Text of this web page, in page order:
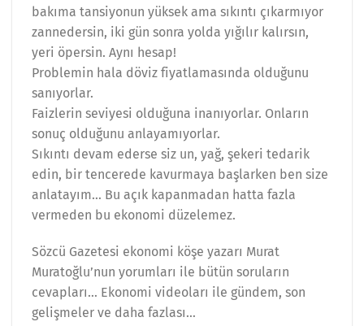
bakıma tansiyonun yüksek ama sıkıntı çıkarmıyor
zannedersin, iki gün sonra yolda yığılır kalırsın,
yeri öpersin. Aynı hesap!
Problemin hala döviz fiyatlamasında olduğunu
sanıyorlar.
Faizlerin seviyesi olduğuna inanıyorlar. Onların
sonuç olduğunu anlayamıyorlar.
Sıkıntı devam ederse siz un, yağ, şekeri tedarik
edin, bir tencerede kavurmaya başlarken ben size
anlatayım… Bu açık kapanmadan hatta fazla
vermeden bu ekonomi düzelemez.
Sözcü Gazetesi ekonomi köşe yazarı Murat
Muratoğlu’nun yorumları ile bütün soruların
cevapları… Ekonomi videoları ile gündem, son
gelişmeler ve daha fazlası…